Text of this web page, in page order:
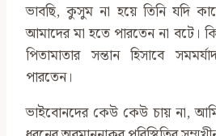
ভাবছি, কুসুম না হয়ে তিনি যদি
আমাদের মা হতে পারতেন না বটে।
পিতামাতার সন্তান হিসাবে
পারতেন।
ভাইবোনদের কেউ কেউ চায় না, আমি